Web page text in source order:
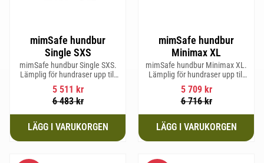
mimSafe hundbur
Single SXS
mimSafe hundbur Single SXS.
Lämplig för hundraser upp till
52 cm i mankhöjd.
5 511 kr
6 483kr
mimSafe hundbur
Minimax XL
mimSafe hundbur Minimax XL.
Lämplig för hundraser upp till
38 cm i mankhöjd.
5 709kr
6 716kr